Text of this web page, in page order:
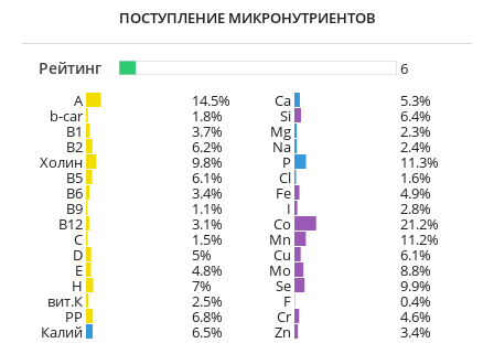
ПОСТУПЛЕНИЕ МИКРОНУТРИЕНТОВ
Рейтинг
6
A
14.5%
b-car 1.8%
В1 3.7%
B2 6.2%
Холин 9.8%
B5 6.1%
B6 3.4%
B9 1.1%
B12 3.1%
C 1.5%
D 5%
E 4.8%
H 7%
вит.К 2.5%
PP 6.8%
Калий 6.5%
Ca 5.3%
Si 6.4%
Mg 2.3%
Na 2.4%
P 11.3%
Cl 1.6%
Fe 4.9%
I 2.8%
Co 21.2%
Mn 11.2%
Cu 6.1%
Mo 8.8%
Se 9.9%
F 0.4%
Cr 4.6%
Zn 3.4%